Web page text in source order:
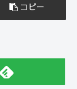
コピー